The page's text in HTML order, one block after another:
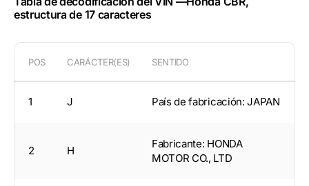
estructura de 17 caracteres
POS CARÁCTER(ES) SENTIDO
1 J País de fabricación: JAPAN
2 H
Fabricante: HONDA
MOTOR CO., LTD